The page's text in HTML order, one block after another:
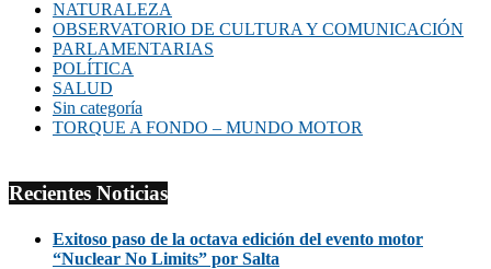
NATURALEZA
OBSERVATORIO DE CULTURA Y COMUNICACIÓN
PARLAMENTARIAS
POLÍTICA
SALUD
Sin categoría
TORQUE A FONDO – MUNDO MOTOR
Recientes Noticias
Exitoso paso de la octava edición del evento motor
“Nuclear No Limits” por Salta